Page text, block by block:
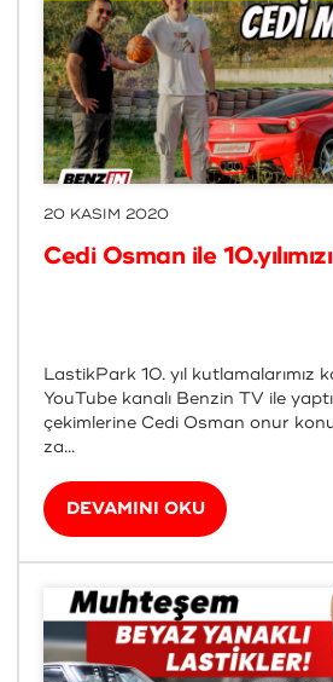
20 KASIM 2020
Cedi Osman ile
LastikPark 10. yıl kutlamalarımız
YouTube kanalı Benzin TV ile
çekimlerine Cedi Osman onur
za...
DEVAMINI OKU